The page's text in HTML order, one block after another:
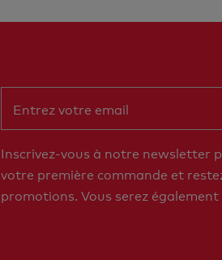
Inscrivez-vous à notre newsletter
votre première commande et
promotions. Vous serez